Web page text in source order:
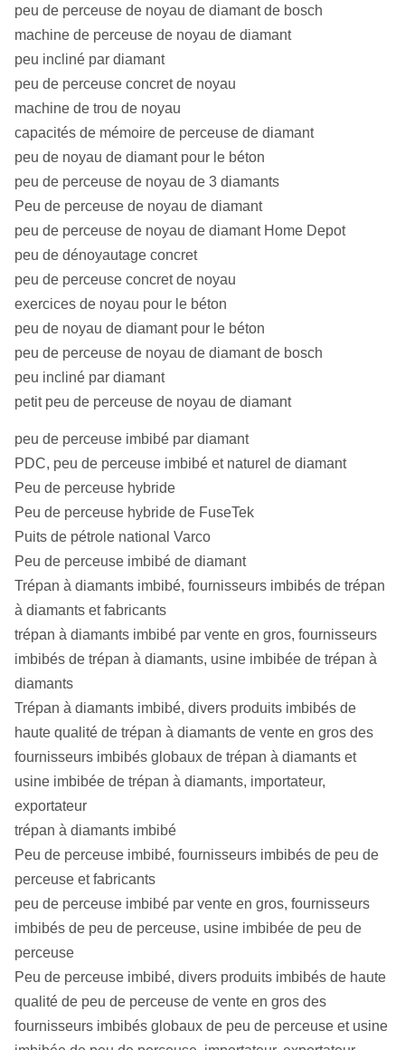
Z146
Série de B :
B131, B146
Série de WF : HWF, PWF, SWF, UWF, ZWF
Série de
POIDS :
RWT, EWT, AWT, BWT, NWT, HWT
Série de WM : EWM, AWM, BWM, NWM
Série de GT : EWG, A.W.G., BWG, NWG, HWG
D'autres :
NMLC, HMLC, LTK48, LTK60, BGM, NGM,
ADBG, TBW, TNW, ATW, BTW, NTW, NXD3,
HACHE, NX, NXC, AXT, T6H, 4 9/16, NWD4,
412F, SK6L146, TT46, TB56, TS116,
CHD101.
adaptée aux
besoins du
peu de perceuse de noyau de diamant de bosch
machine de perceuse de noyau de diamant
peu incliné par diamant
peu de perceuse concret de noyau
machine de trou de noyau
capacités de mémoire de perceuse de diamant
peu de noyau de diamant pour le béton
peu de perceuse de noyau de 3 diamants
Peu de perceuse de noyau de diamant
peu de perceuse de noyau de diamant Home Depot
peu de dénoyautage concret
peu de perceuse concret de noyau
exercices de noyau pour le béton
peu de noyau de diamant pour le béton
peu de perceuse de noyau de diamant de bosch
peu incliné par diamant
petit peu de perceuse de noyau de diamant
peu de perceuse imbibé par diamant
PDC, peu de perceuse imbibé et naturel de diamant
Peu de perceuse hybride
Peu de perceuse hybride de FuseTek
Puits de pétrole national Varco
Peu de perceuse imbibé de diamant
Trépan à diamants imbibé, fournisseurs imbibés de trépan
à diamants et fabricants
trépan à diamants imbibé par vente en gros, fournisseurs
imbibés de trépan à diamants, usine imbibée de trépan à
diamants
Trépan à diamants imbibé, divers produits imbibés de
haute qualité de trépan à diamants de vente en gros des
fournisseurs imbibés globaux de trépan à diamants et
usine imbibée de trépan à diamants, importateur,
exportateur
trépan à diamants imbibé
Peu de perceuse imbibé, fournisseurs imbibés de peu de
perceuse et fabricants
peu de perceuse imbibé par vente en gros, fournisseurs
imbibés de peu de perceuse, usine imbibée de peu de
perceuse
Peu de perceuse imbibé, divers produits imbibés de haute
qualité de peu de perceuse de vente en gros des
fournisseurs imbibés globaux de peu de perceuse et usine